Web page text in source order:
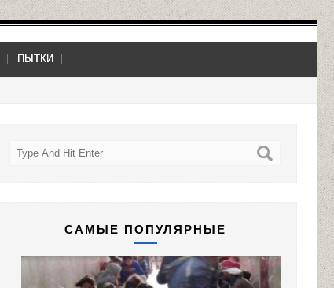
ПЫТКИ
САМЫЕ ПОПУЛЯРНЫЕ